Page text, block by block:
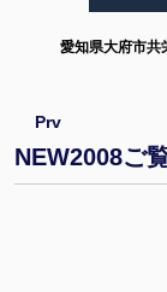
愛知県大府市
Prv
NEW2008ご